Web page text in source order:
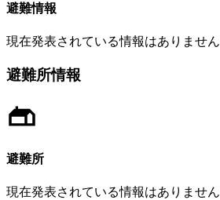
避難情報
現在発表されている情報はありません
避難所情報
避難所
現在発表されている情報はありません